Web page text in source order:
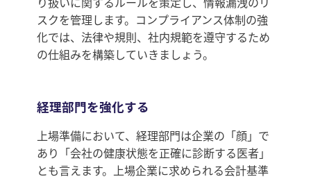
スクを管理します。コンプライアンス体制の強
化では、法律や規則、社内規範を遵守するため
の仕組みを構築していきましょう。
経理部門を強化する
上場準備において、経理部門は企業の「顔」で
あり「会社の健康状態を正確に診断する医者」
とも言えます。上場企業に求められる会計基準